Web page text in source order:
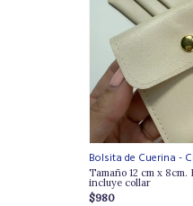
Bolsita de Cuerina -
Tamaño 12 cm x
incluye collar
$980